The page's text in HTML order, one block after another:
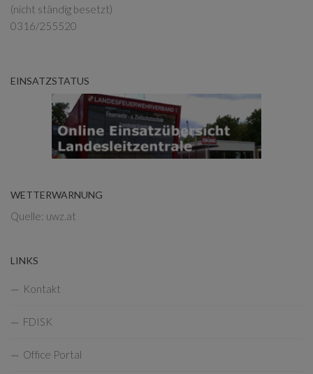
(nicht ständig besetzt)
0316/255520
EINSATZSTATUS
WETTERWARNUNG
Quelle: uwz.at
LINKS
Kontakt
FDISK
Office Portal